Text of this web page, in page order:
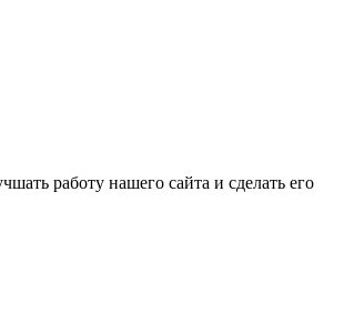
работу нашего сайта и сделать его